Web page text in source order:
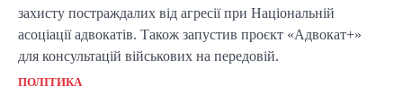
захисту постраждалих від агресії при Національній
асоціації адвокатів. Також запустив проєкт «Адвокат+»
для консультацій військових на передовій.
ПОЛІТИКА